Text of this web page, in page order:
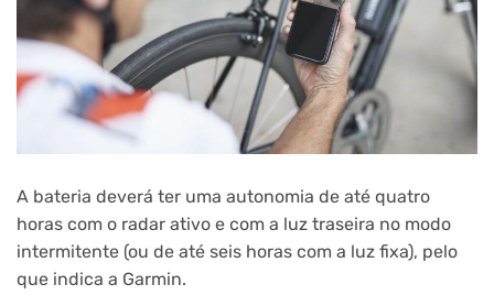
A bateria deverá ter uma autonomia de até quatro
horas com o radar ativo e com a luz traseira no modo
intermitente (ou de até seis horas com a luz fixa), pelo
que indica a Garmin.